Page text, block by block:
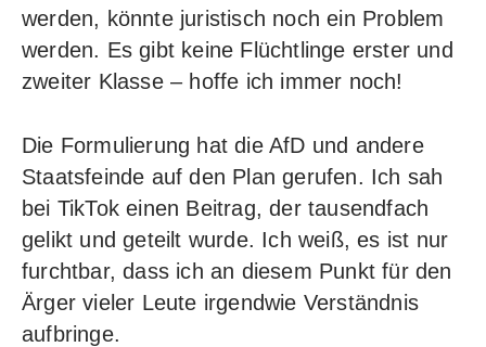
werden, könnte juristisch noch ein Problem
werden. Es gibt keine Flüchtlinge erster und
zweiter Klasse – hoffe ich immer noch!
Die Formulierung hat die AfD und andere
Staatsfeinde auf den Plan gerufen. Ich sah
bei TikTok einen Beitrag, der tausendfach
gelikt und geteilt wurde. Ich weiß, es ist nur
furchtbar, dass ich an diesem Punkt für den
Ärger vieler Leute irgendwie Verständnis
aufbringe.